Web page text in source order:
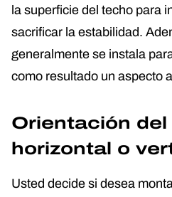
la superficie del techo para
sacrificar la estabilidad.
generalmente se instala
como resultado un aspecto
Orientación del
horizontal o
Usted decide si desea